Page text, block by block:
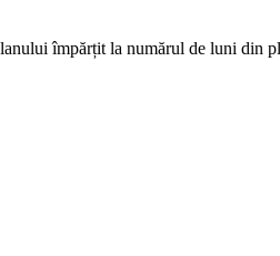
împărțit la numărul de luni din